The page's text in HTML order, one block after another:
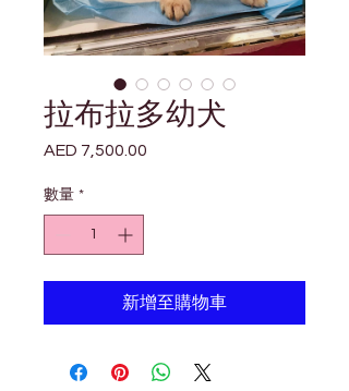
拉布拉多幼犬
AED 7,500.00
數量 *
新增至購物車